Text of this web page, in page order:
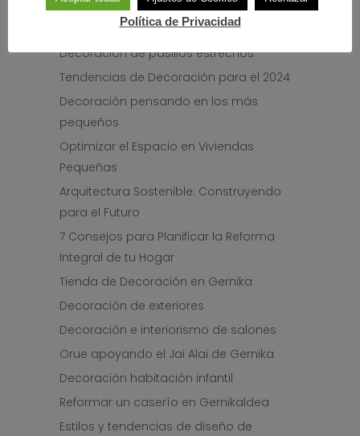
Reforma de pisos y caseríos en Gernika y
alrededores
Decoración de pasillos estrechos
Tendencias de Decoración para el 2024
Decoración pensando en los más
pequeños
Optimizar el Espacio en Viviendas
Pequeñas
Arquitectura Sostenible: Construyendo
para el Futuro
7 Consejos para Planificar la Reforma
Integral de tu Hogar
Tienda de Decoración en Gernika
Decoración de exteriores
Decoración e interiorismo de salones
Orue apoyando el Jai Alai de Gernika
Decoración habitación infantil
Reformar un caserío en Gernikaldea
Estilos y tendencias de diseño de
Política de Privacidad